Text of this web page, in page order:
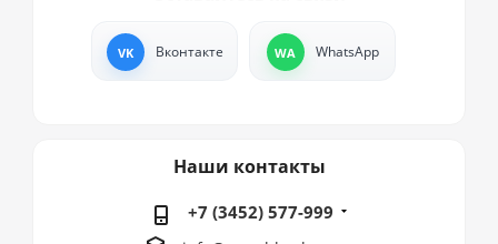
Вконтакте WhatsApp
Наши контакты
+7 (3452) 577-999